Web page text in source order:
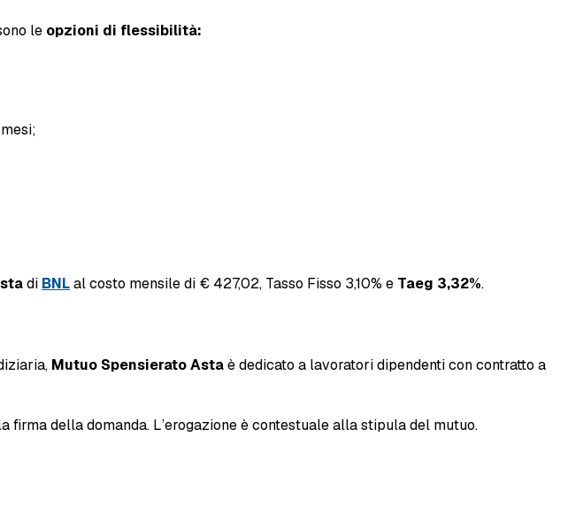
le opzioni di flessibilità:
di BNLal costo mensile di € 427,02, Tasso Fisso 3,10% e Taeg 3,32%.
Mutuo Spensierato Astaè dedicato a lavoratori dipendenti con contratto a
della domanda. L’erogazione è contestuale alla stipula del mutuo.